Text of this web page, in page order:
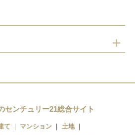
センチュリー21総合サイト
て マンション
土地